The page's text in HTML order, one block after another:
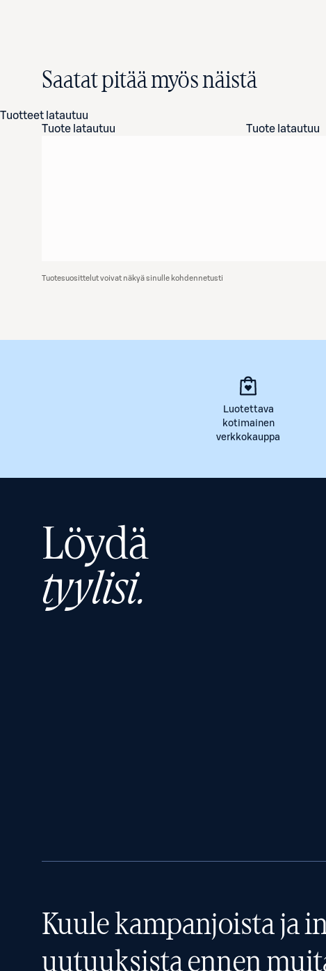
Saatat pitää myös näistä
Tuotteet latautuu
Tuote latautuu
Tuote latautuu
Tuotesuosittelut voivat näkyä sinulle kohdennetusti
Luotettava
kotimainen
verkkokauppa
Löydä
tyylisi.
Kuule kampanjoista ja
uutuuksista ennen